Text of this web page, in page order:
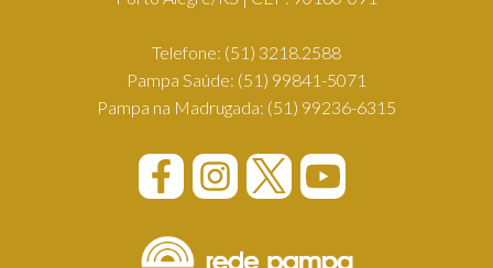
Telefone: (51) 3218.2588
Pampa Saúde: (51) 99841-5071
Pampa na Madrugada: (51) 99236-6315